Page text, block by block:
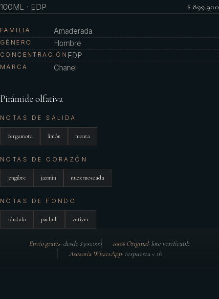
100ML · EDP $ 899.900
FAMILIA Amaderada
GÉNERO Hombre
CONCENTRACIÓN EDP
MARCA Chanel
Pirámide olfativa
NOTAS DE SALIDA
bergamota limón menta
NOTAS DE CORAZÓN
jengibre jazmín nuez moscada
NOTAS DE FONDO
sándalo pachulí vetiver
Envío gratis· desde $300.000 100% Original· lote verificable
Asesoría WhatsApp· respuesta < 1h